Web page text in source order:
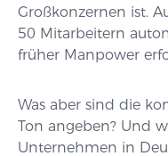
Großkonzernen ist.
50 Mitarbeitern
früher Manpower
Was aber sind die
Ton angeben? Und
Unternehmen in